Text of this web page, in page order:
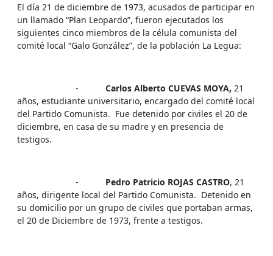
El día 21 de diciembre de 1973, acusados de participar en
un llamado “Plan Leopardo”, fueron ejecutados los
siguientes cinco miembros de la célula comunista del
comité local “Galo González”, de la población La Legua:
- Carlos Alberto CUEVAS MOYA, 21
años, estudiante universitario, encargado del comité local
del Partido Comunista. Fue detenido por civiles el 20 de
diciembre, en casa de su madre y en presencia de
testigos.
- Pedro Patricio ROJAS CASTRO, 21
años, dirigente local del Partido Comunista. Detenido en
su domicilio por un grupo de civiles que portaban armas,
el 20 de Diciembre de 1973, frente a testigos.